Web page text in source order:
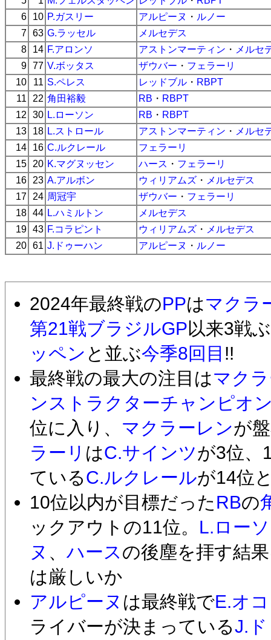
6
10 P.ガスリー アルピーヌ ・ ルノー
7 63 G.ラッセル
メルセデス
8
14 F.アロンソ アストンマーティン ・ メルセ
9 77 V.ボッタス ザウバー ・ フェラーリ
10
11 S.ペレス レッドブル ・ RBPT
11
22 角田裕毅 RB ・ RBPT
12
30 L.ローソン RB ・ RBPT
13
18 L.ストロール アストンマーティン ・ メルセ
14
16 C.ルクレール
フェラーリ
15
20 K.マグヌッセン ハース ・ フェラーリ
16
23 A.アルボン ウィリアムズ ・ メルセデス
17
24 周冠宇 ザウバー ・ フェラーリ
18 44 L.ハミルトン
メルセデス
19 43 F.コラピント ウィリアムズ ・ メルセデス
20 61 J.ドゥーハン アルピーヌ ・ ルノー
2024年最終戦のPPはマクラ
第21戦ブラジルGP以来3戦
ッペン と並ぶ今季8回目 !!
最終戦の最大の注目はマク
ンストラクターチャンピオ
位に入り、 マクラーレンが
ラーリ はC.サインツが3位、
ているC.ルクレールが14位
10位以内が目標だった RBの
ックアウトの11位。 L.ロー
ヌ 、 ハース の後塵を拝す結
は厳しいか
アルピーヌ は最終戦でE.オ
ライバーが決まっているJ.